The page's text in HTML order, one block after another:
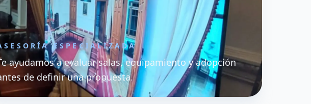
ESPECIALIZADA
ayudamos a evaluar salas, equipamiento y adopción
de definir una propuesta.